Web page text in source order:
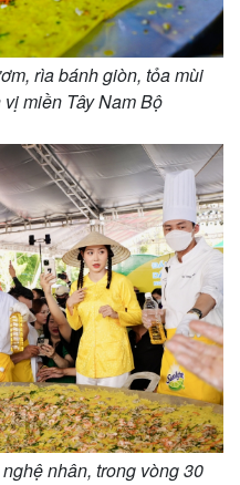
Thị trường
Giá vàng
Tiêu dùng
Chứng khoán
Giá cà phê
rìa bánh giòn, tỏa mùi
miền Tây Nam Bộ
nhân, trong vòng 30